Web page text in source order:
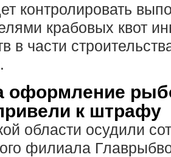
контролировать
крабовых квот
в части
оформление
к штрафу
области осудили
филиала